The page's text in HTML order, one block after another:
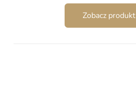
Zobacz produkt